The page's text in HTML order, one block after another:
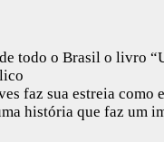
todo o Brasil o livro
faz sua estreia como
história que faz um